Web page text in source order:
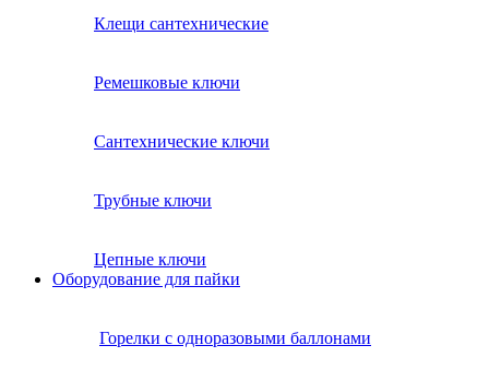
Клещи сантехнические
Ремешковые ключи
Сантехнические ключи
Трубные ключи
Цепные ключи
Оборудование для пайки
Горелки с одноразовыми баллонами